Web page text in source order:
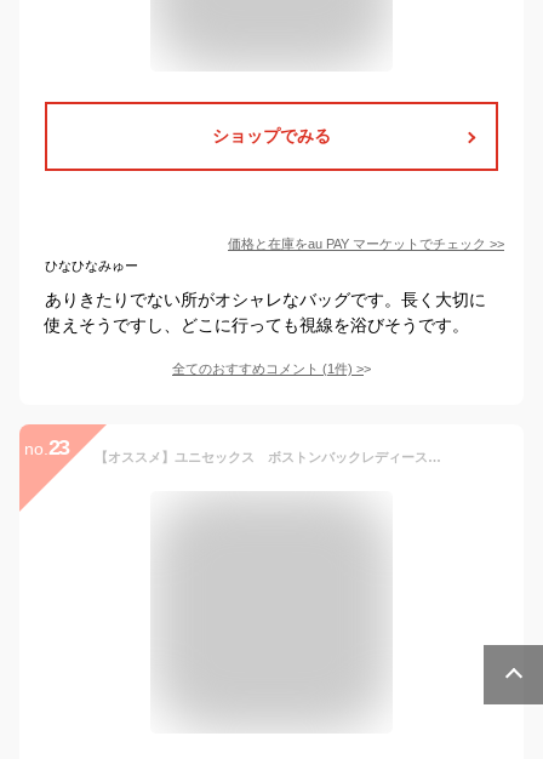
ショップでみる
価格と在庫をau PAY マーケット でチェック >>
ひなひなみゅー
ありきたりでない所がオシャレなバッグです。長く大切に
使えそうですし、どこに行っても視線を浴びそうです。
全てのおすすめコメント (1件) >
no. 23 【オススメ】ユニセックス ボストンバックレディース メンズ ボストンバック バック クロコダイル調 型押し 旅行 カバン 旅行バッグ シンプル おしゃれ かわいい 可愛い 合成皮革 合皮 大容量 大きめ ゴルフ 出張 革 一泊 二日 2泊 3泊：【auktn】【RPC】